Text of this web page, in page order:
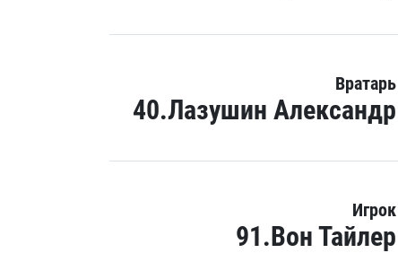
Вратарь
40.Лазушин Александр
Игрок
91.Вон Тайлер